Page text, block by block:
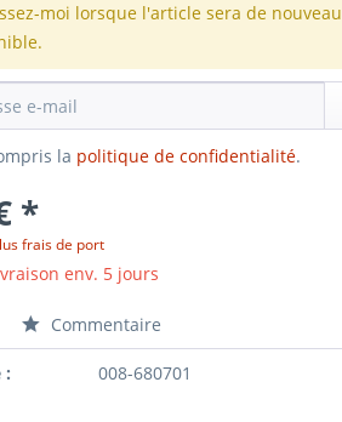
moi lorsque l'article sera de nouveau
la politique de confidentialité.
*
frais de port
env. 5 jours
Commentaire
: 008-680701